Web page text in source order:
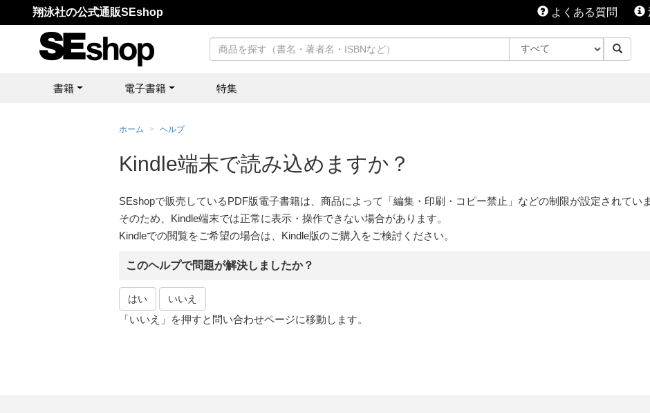
翔泳社の公式通販SEshop よくある質問
書籍 電子書籍 特集
ホーム ヘルプ
Kindle端末で読み込めますか？
SEshopで販売しているPDF版電子書籍は、商品によって「編集・印刷・コピー禁止」などの制限が設定されていま
そのため、Kindle端末では正常に表示・操作できない場合があります。
Kindleでの閲覧をご希望の場合は、Kindle版のご購入をご検討ください。
このヘルプで問題が解決しましたか？
はい いいえ
「いいえ」を押すと問い合わせページに移動します。